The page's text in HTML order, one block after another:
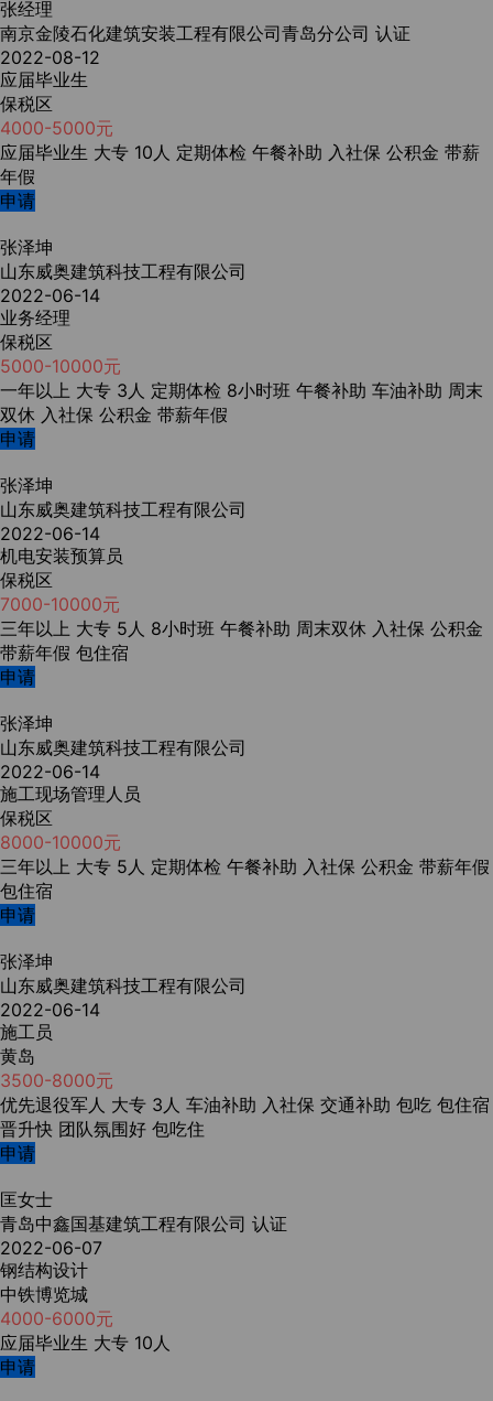
张经理
南京金陵石化建筑安装工程有限公司青岛分公司 认证
2022-08-12
应届毕业生
保税区
4000-5000元
应届毕业生 大专 10人 定期体检 午餐补助 入社保 公积金 带薪
年假
申请
张泽坤
山东威奥建筑科技工程有限公司
2022-06-14
业务经理
保税区
5000-10000元
一年以上 大专 3人 定期体检 8小时班 午餐补助 车油补助 周末
双休 入社保 公积金 带薪年假
申请
张泽坤
山东威奥建筑科技工程有限公司
2022-06-14
机电安装预算员
保税区
7000-10000元
三年以上 大专 5人 8小时班 午餐补助 周末双休 入社保 公积金
带薪年假 包住宿
申请
张泽坤
山东威奥建筑科技工程有限公司
2022-06-14
施工现场管理人员
保税区
8000-10000元
三年以上 大专 5人 定期体检 午餐补助 入社保 公积金 带薪年假
包住宿
申请
张泽坤
山东威奥建筑科技工程有限公司
2022-06-14
施工员
黄岛
3500-8000元
优先退役军人 大专 3人 车油补助 入社保 交通补助 包吃 包住宿
晋升快 团队氛围好 包吃住
申请
匡女士
青岛中鑫国基建筑工程有限公司 认证
2022-06-07
钢结构设计
中铁博览城
4000-6000元
应届毕业生 大专 10人
申请